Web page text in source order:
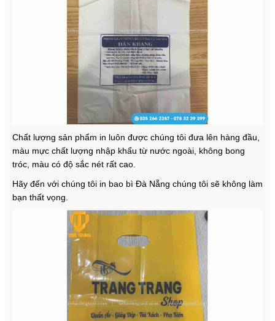
Chất lượng sản phẩm in luôn được chúng tôi đưa lên hàng đầu,
màu mực chất lượng nhập khẩu từ nước ngoài, không bong
tróc, màu có độ sắc nét rất cao.
Hãy đến với chúng tôi in bao bì Đà Nẵng chúng tôi sẽ không làm
bạn thất vọng.